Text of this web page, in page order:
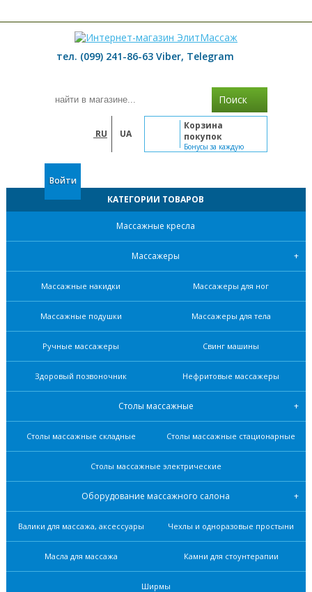
тел. (099) 241-86-63 Viber, Telegram
Поиск
RU UA
Корзина
покупок
Бонусы за каждую
покупку
Войти
КАТЕГОРИИ ТОВАРОВ
Массажные кресла
Массажеры
Массажные накидки Массажеры для ног
Массажные подушки Массажеры для тела
Ручные массажеры Свинг машины
Здоровый позвоночник Нефритовые масcажеры
Столы массажные
Столы массажные складные Столы массажные стационарные
Столы массажные электрические
Оборудование массажного салона
Валики для массажа, аксессуары Чехлы и одноразовые простыни
Масла для массажа Камни для стоунтерапии
Ширмы